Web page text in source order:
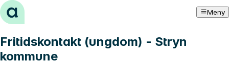
Hopp til innhold Meny
Fritidskontakt (ungdom) - Stryn
kommune